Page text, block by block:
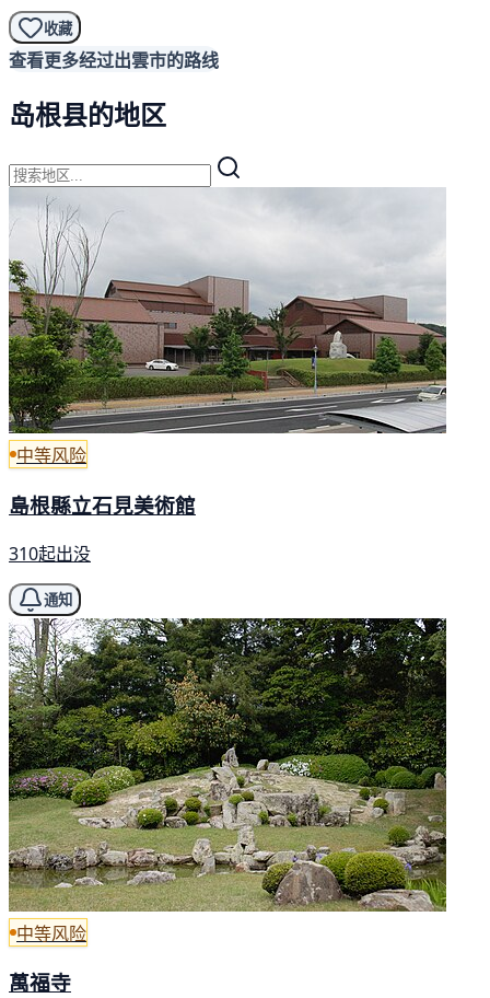
收藏
查看更多经过出雲市的路线
岛根县的地区
中等风险
島根縣立石見美術館
310起出没
通知
中等风险
萬福寺